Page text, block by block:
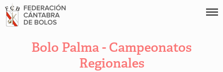
Bolo Palma - Campeonatos
Regionales